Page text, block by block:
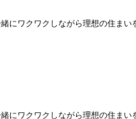
にワクワクしながら理想の住まい
にワクワクしながら理想の住まい